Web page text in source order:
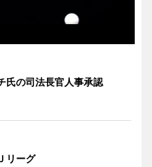
氏の司法長官人事承認
リーグ